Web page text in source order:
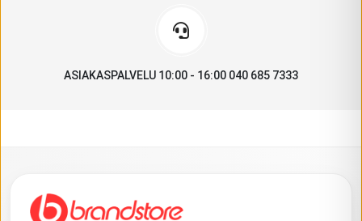
ASIAKASPALVELU 10:00 - 16:00 040 685 7333